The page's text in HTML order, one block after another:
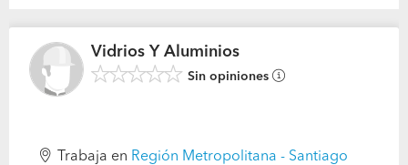
Vidrios Y Aluminios
Sin opiniones
Trabaja en Región Metropolitana - Santiago